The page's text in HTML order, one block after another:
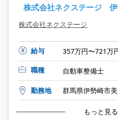
株式会社ネクステージ
株式会社ネクステージ
給与
357万円〜721万
職種
自動車整備士
勤務地 群馬県伊勢崎市
もっと見る